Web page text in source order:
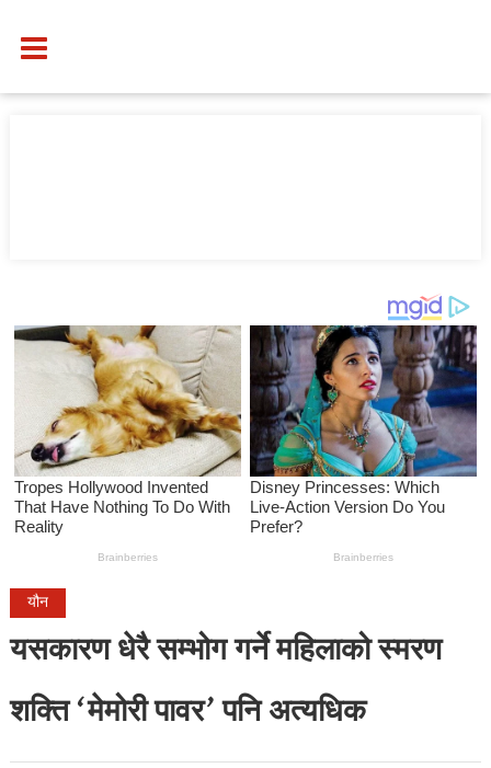
यौन
यसकारण धेरै सम्भोग गर्ने महिलाको स्मरण
शक्ति ‘मेमोरी पावर’ पनि अत्यधिक